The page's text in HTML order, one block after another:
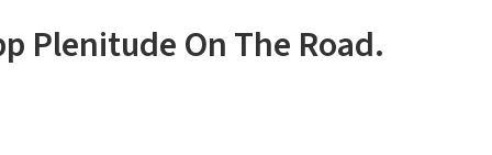
Plenitude On The Road.